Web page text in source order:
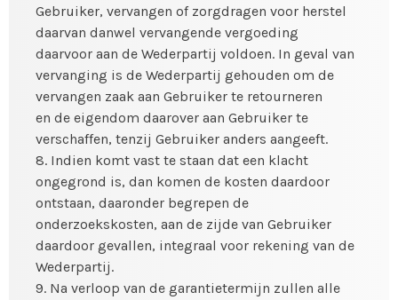
Gebruiker, vervangen of zorgdragen voor herstel
daarvan danwel vervangende vergoeding
daarvoor aan de Wederpartij voldoen. In geval van
vervanging is de Wederpartij gehouden om de
vervangen zaak aan Gebruiker te retourneren
en de eigendom daarover aan Gebruiker te
verschaffen, tenzij Gebruiker anders aangeeft.
8. Indien komt vast te staan dat een klacht
ongegrond is, dan komen de kosten daardoor
ontstaan, daaronder begrepen de
onderzoekskosten, aan de zijde van Gebruiker
daardoor gevallen, integraal voor rekening van de
Wederpartij.
9. Na verloop van de garantietermijn zullen alle